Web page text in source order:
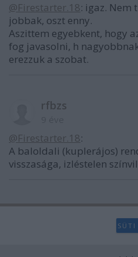
@Firestarter.18: igaz. Nem
jobbak, oszt enny.
Aszittem egyebkent, hogy
fog javasolni, h
erezzuk a szobat.
rfbzs
@Firestarter.18:
A baloldali (kuplerájos)
visszasága, izléstelen
SÜTI